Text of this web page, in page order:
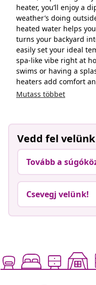
heater, you’ll enjoy a
weather’s doing
heated water helps
turns your backyard
easily set your ideal
spa-like vibe right at
swims or having a
heaters add comfort
Mutass többet
Vedd fel
Tovább a
Csevegj velünk!